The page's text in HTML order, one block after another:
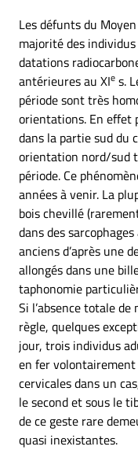
Les défunts du
majorité des
datations
antérieures au XIe s.
période sont très
orientations. En effet
dans la partie sud du
orientation nord/sud
période. Ce
années à venir. La
bois chevillé
dans des
anciens d’après une
allongés dans une
taphonomie
Si l’absence totale
règle, quelques
jour, trois individus
en fer volontairement
cervicales dans un
le second et sous le
de ce geste rare
quasi inexistantes.